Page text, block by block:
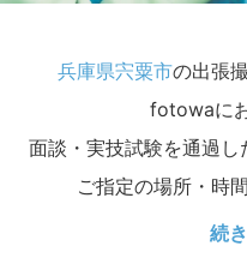
兵庫県宍粟市の出張
fotowaに
面談・実技試験を通過し
ご指定の場所・時
続